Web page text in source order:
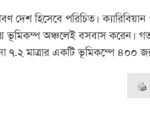
দেশ হিসেবে পরিচিত।
ভূমিকম্প অঞ্চলেই বসবাস করেন।
৭.২ মাত্রার একটি ভূমিকম্পে ৪০০